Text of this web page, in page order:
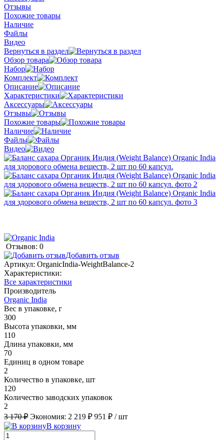
Отзывы
Похожие товары
Наличие
Файлы
Видео
Вернуться в раздел
Обзор товара
Набор
Комплект
Описание
Характеристики
Аксессуары
Отзывы
Похожие товары
Наличие
Файлы
Видео
Отзывов: 0
Добавить отзыв
Артикул: OrganicIndia-WeightBalance-2
Характеристики:
Все характеристики
Производитель
Organic India
Вес в упаковке, г
300
Высота упаковки, мм
110
Длина упаковки, мм
70
Единиц в одном товаре
2
Количество в упаковке, шт
120
Количество заводских упаковок
2
3 170 ₽ Экономия: 2 219 ₽ 951 ₽ / шт
В корзину